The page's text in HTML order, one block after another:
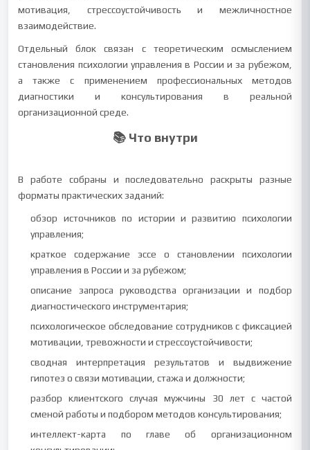
мотивация, стрессоустойчивость и межличностное
взаимодействие.
Отдельный блок связан с теоретическим осмыслением
становления психологии управления в России и за рубежом,
а также с применением профессиональных методов
диагностики и консультирования в реальной
организационной среде.
📚 Что внутри
В работе собраны и последовательно раскрыты разные
форматы практических заданий:
обзор источников по истории и развитию психологии
управления;
краткое содержание эссе о становлении психологии
управления в России и за рубежом;
описание запроса руководства организации и подбор
диагностического инструментария;
психологическое обследование сотрудников с фиксацией
мотивации, тревожности и стрессоустойчивости;
сводная интерпретация результатов и выдвижение
гипотез о связи мотивации, стажа и должности;
разбор клиентского случая мужчины 30 лет с частой
сменой работы и подбором методов консультирования;
интеллект-карта по главе об организационном